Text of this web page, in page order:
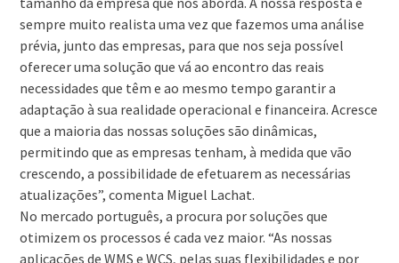
sempre muito realista uma vez que fazemos uma análise
prévia, junto das empresas, para que nos seja possível
oferecer uma solução que vá ao encontro das reais
necessidades que têm e ao mesmo tempo garantir a
adaptação à sua realidade operacional e financeira. Acresce
que a maioria das nossas soluções são dinâmicas,
permitindo que as empresas tenham, à medida que vão
crescendo, a possibilidade de efetuarem as necessárias
atualizações”, comenta Miguel Lachat.
No mercado português, a procura por soluções que
otimizem os processos é cada vez maior. “As nossas
aplicações de WMS e WCS, pelas suas flexibilidades e por